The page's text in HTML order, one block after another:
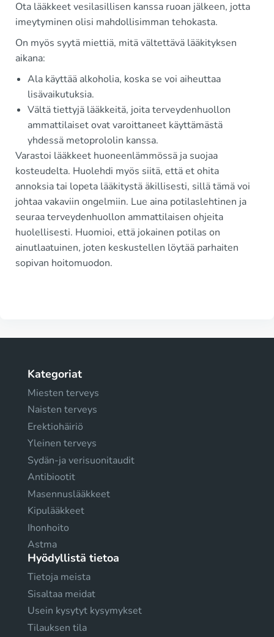
Ota lääkkeet vesilasillisen kanssa ruoan jälkeen, jotta
imeytyminen olisi mahdollisimman tehokasta.
On myös syytä miettiä, mitä vältettävä lääkityksen
aikana:
Ala käyttää alkoholia, koska se voi aiheuttaa
lisävaikutuksia.
Vältä tiettyjä lääkkeitä, joita terveydenhuollon
ammattilaiset ovat varoittaneet käyttämästä
yhdessä metoprololin kanssa.
Varastoi lääkkeet huoneenlämmössä ja suojaa
kosteudelta. Huolehdi myös siitä, että et ohita
annoksia tai lopeta lääkitystä äkillisesti, sillä tämä voi
johtaa vakaviin ongelmiin. Lue aina potilaslehtinen ja
seuraa terveydenhuollon ammattilaisen ohjeita
huolellisesti. Huomioi, että jokainen potilas on
ainutlaatuinen, joten keskustellen löytää parhaiten
sopivan hoitomuodon.
Kategoriat
Miesten terveys
Naisten terveys
Erektiohäiriö
Yleinen terveys
Sydän-ja verisuonitaudit
Antibiootit
Masennuslääkkeet
Kipulääkkeet
Ihonhoito
Astma
Hyödyllistä tietoa
Tietoja meista
Sisaltaa meidat
Usein kysytyt kysymykset
Tilauksen tila